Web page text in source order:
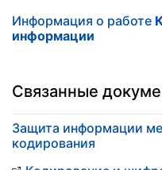
Информация о работе
информации
Связанные
Защита информации
кодирования